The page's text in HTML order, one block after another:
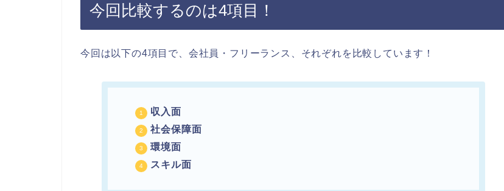
今回比較するのは4項目！
今回は以下の4項目で、会社員・フリーランス、それぞれを比較しています！
収入面
社会保障面
環境面
スキル面